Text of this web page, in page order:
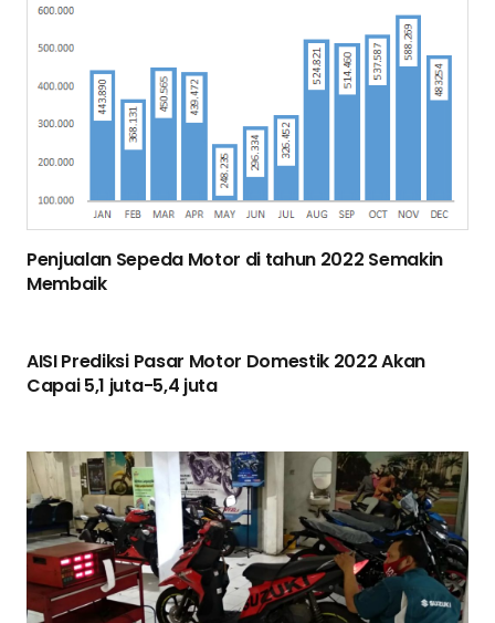
Penjualan Sepeda Motor di tahun 2022 Semakin
Membaik
AISI Prediksi Pasar Motor Domestik 2022 Akan
Capai 5,1 juta-5,4 juta